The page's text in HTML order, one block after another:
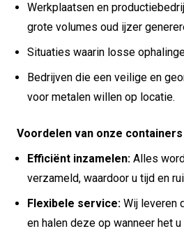
Werkplaatsen en
grote volumes oud ijzer
Situaties waarin losse
Bedrijven die een veilige en
voor metalen willen op locatie.
Voordelen van onze
Efficiënt inzamelen: Alles
verzameld, waardoor u tijd en
Flexibele service: Wij leveren
en halen deze op wanneer het u